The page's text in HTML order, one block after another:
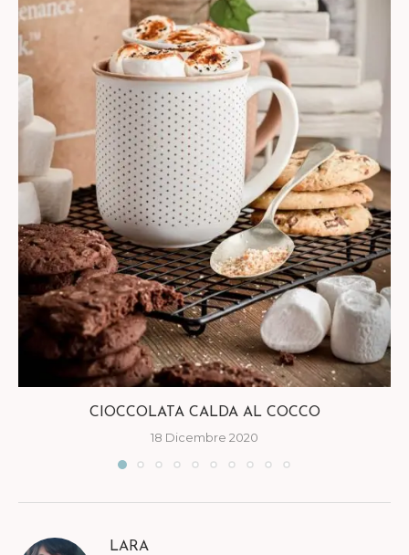
CIOCCOLATA CALDA AL COCCO
18 Dicembre 2020
LARA